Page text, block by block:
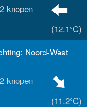
knopen
(12.1°C)
Noord-West
knopen
(11.2°C)